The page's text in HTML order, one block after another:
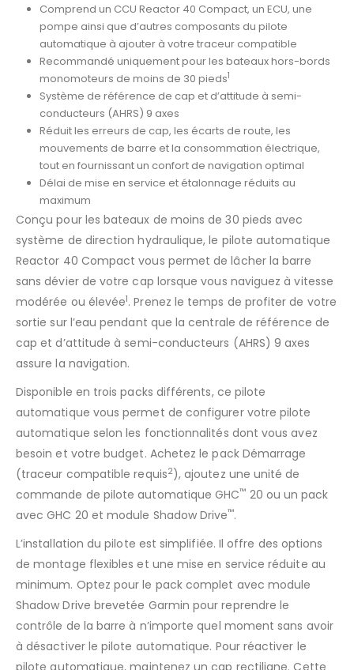
Comprend un CCU Reactor 40 Compact, un ECU, une
pompe ainsi que d’autres composants du pilote
automatique à ajouter à votre traceur compatible
Recommandé uniquement pour les bateaux hors-bords
monomoteurs de moins de 30 pieds1
Système de référence de cap et d’attitude à semi-
conducteurs (AHRS) 9 axes
Réduit les erreurs de cap, les écarts de route, les
mouvements de barre et la consommation électrique,
tout en fournissant un confort de navigation optimal
Délai de mise en service et étalonnage réduits au
maximum
Conçu pour les bateaux de moins de 30 pieds avec
système de direction hydraulique, le pilote automatique
Reactor 40 Compact vous permet de lâcher la barre
sans dévier de votre cap lorsque vous naviguez à vitesse
modérée ou élevée1. Prenez le temps de profiter de votre
sortie sur l’eau pendant que la centrale de référence de
cap et d’attitude à semi-conducteurs (AHRS) 9 axes
assure la navigation.
Disponible en trois packs différents, ce pilote
automatique vous permet de configurer votre pilote
automatique selon les fonctionnalités dont vous avez
besoin et votre budget. Achetez le pack Démarrage
(traceur compatible requis2), ajoutez une unité de
commande de pilote automatique GHC™ 20 ou un pack
avec GHC 20 et module Shadow Drive™.
L’installation du pilote est simplifiée. Il offre des options
de montage flexibles et une mise en service réduite au
minimum. Optez pour le pack complet avec module
Shadow Drive brevetée Garmin pour reprendre le
contrôle de la barre à n’importe quel moment sans avoir
à désactiver le pilote automatique. Pour réactiver le
pilote automatique, maintenez un cap rectiligne. Cette